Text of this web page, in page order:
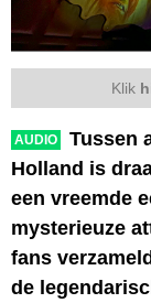
Klik
AUDIO
Tussen
Holland is
een vreemde
mysterieuze
fans
de